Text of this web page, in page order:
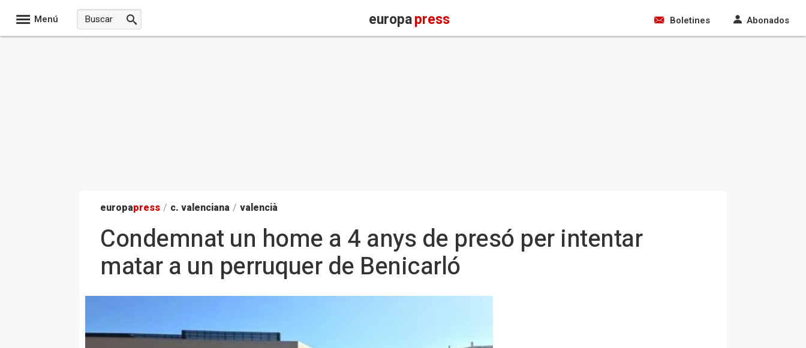
Menú europapress Boletines Abonados
europapress / c. valenciana / valencià
Condemnat un home a 4 anys de presó per intentar
matar a un perruquer de Benicarló